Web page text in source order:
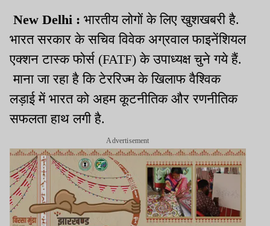
New Delhi : भारतीय लोगों के लिए खुशखबरी है.
भारत सरकार के सचिव विवेक अग्रवाल फाइनेंशियल
एक्शन टास्क फोर्स (FATF) के उपाध्यक्ष चुने गये हैं.
माना जा रहा है कि टेररिज्म के खिलाफ वैश्विक
लड़ाई में भारत को अहम कूटनीतिक और रणनीतिक
सफलता हाथ लगी है.
Advertisement